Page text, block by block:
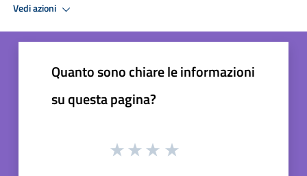
Vedi azioni
Quanto sono chiare le informazioni
su questa pagina?